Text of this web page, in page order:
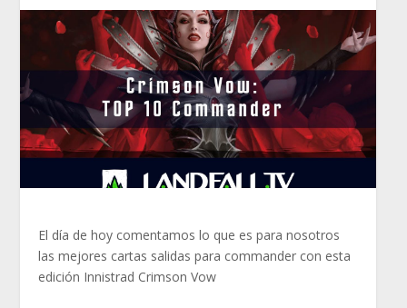
El día de hoy comentamos lo que es para nosotros
las mejores cartas salidas para commander con esta
edición Innistrad Crimson Vow